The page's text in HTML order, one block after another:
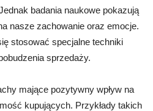
badania naukowe pokazują
nasze zachowanie oraz emocje.
stosować specjalne techniki
sprzedaży.
mające pozytywny wpływ na
kupujących. Przykłady takich